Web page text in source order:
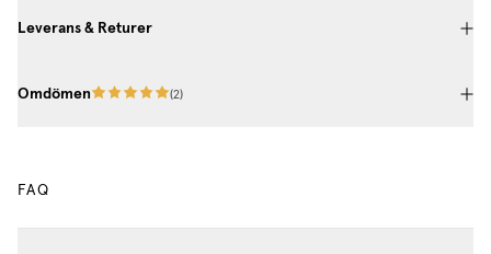
Leverans & Returer
Omdömen (2)
FAQ